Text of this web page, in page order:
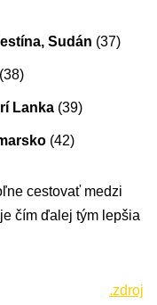
Sudán (37)
(38)
Lanka (39)
(42)
cestovať medzi
čím ďalej tým lepšia
.zdroj